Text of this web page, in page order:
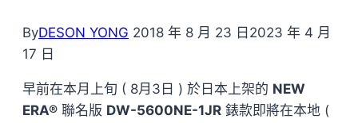
ByDESON YONG 2018 年 8 月 23 日 2023 年 4 月
17 日
早前在本月上旬 ( 8月3日 ) 於日本上架的 NEW
ERA® 聯名版 DW-5600NE-1JR 錶款即將在本地 (